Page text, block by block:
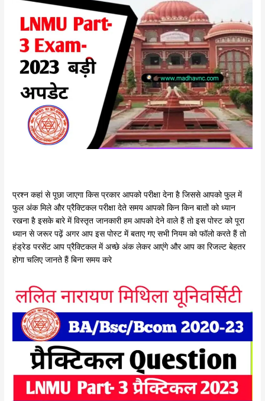
प्रश्न कहां से पूछा जाएगा किस प्रकार आपको परीक्षा देना है जिससे आपको फुल में
फुल अंक मिले और प्रैक्टिकल परीक्षा देते समय आपको किन किन बातों को ध्यान
रखना है इसके बारे में विस्तृत जानकारी हम आपको देने वाले हैं तो इस पोस्ट को पूरा
ध्यान से जरूर पढ़ें अगर आप इस पोस्ट में बताए गए सभी नियम को फॉलो करते हैं तो
हंड्रेड परसेंट आप प्रैक्टिकल में अच्छे अंक लेकर आएंगे और आप का रिजल्ट बेहतर
होगा चलिए जानते हैं बिना समय करे